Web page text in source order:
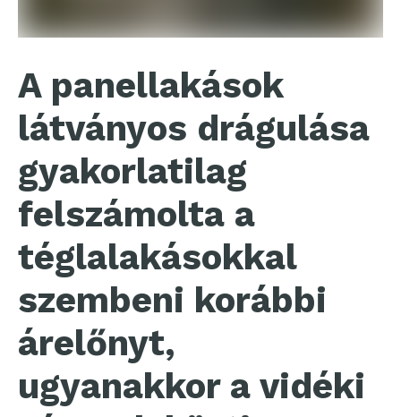
A panellakások
látványos drágulása
gyakorlatilag
felszámolta a
téglalakásokkal
szembeni korábbi
árelőnyt,
ugyanakkor a vidéki